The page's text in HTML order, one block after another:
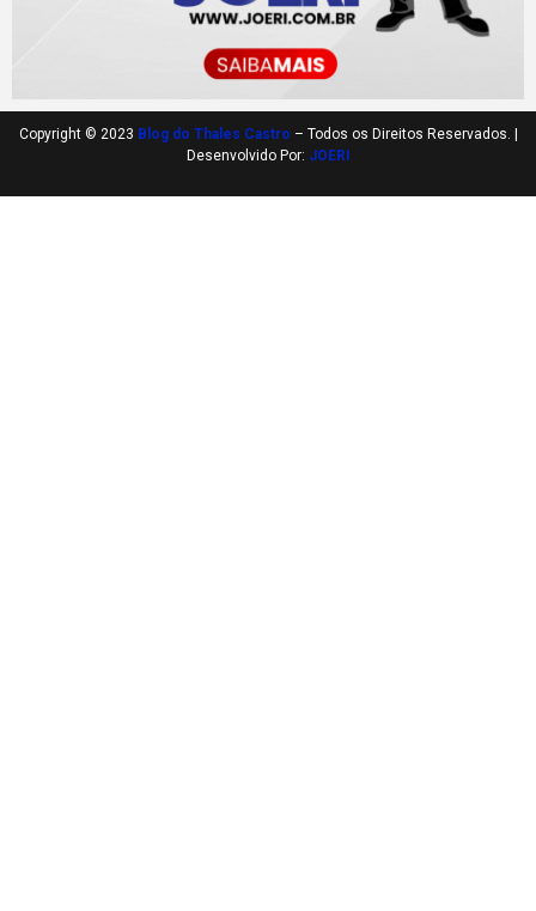
Copyright © 2023 Blog do Thales Castro – Todos os Direitos Reservados. |
Desenvolvido Por: JOERI